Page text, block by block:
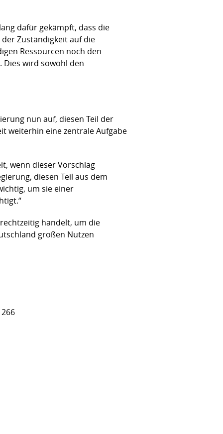
dafür gekämpft, dass die
Zuständigkeit auf die
Ressourcen noch den
Dies wird sowohl den
nun auf, diesen Teil der
weiterhin eine zentrale Aufgabe
wenn dieser Vorschlag
diesen Teil aus dem
um sie einer
handelt, um die
großen Nutzen